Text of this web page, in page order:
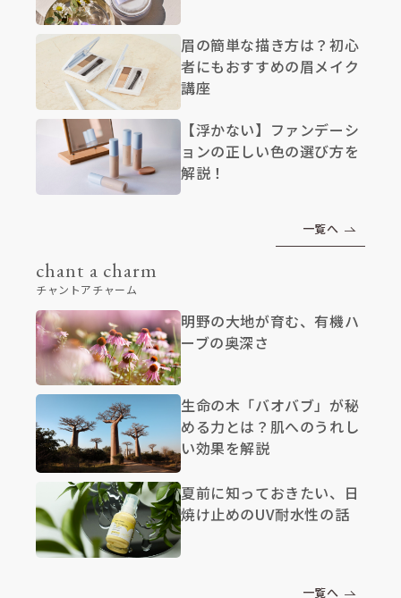
眉の簡単な描き方は？初心
者にもおすすめの眉メイク
講座
【浮かない】ファンデーシ
ョンの正しい色の選び方を
解説！
一覧へ
chant a charm
チャントアチャーム
明野の大地が育む、有機ハ
ーブの奥深さ
生命の木「バオバブ」が秘
める力とは？肌へのうれし
い効果を解説
夏前に知っておきたい、日
焼け止めのUV耐水性の話
一覧へ